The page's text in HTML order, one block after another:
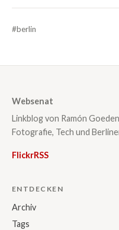
#berlin
Websenat
Linkblog von Ramón
Fotografie, Tech und
FlickrRSS
ENTDECKEN
Archiv
Tags